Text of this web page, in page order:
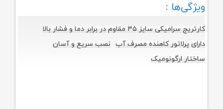
ویژگی‌ها :
کارتریج سرامیکی سایز ۳۵ مقاوم در برابر دما و فشار بالا
دارای پرلاتور کاهنده مصرف آب نصب سریع و آسان
ساختار ارگونومیک